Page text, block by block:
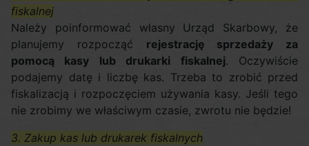
fiskalnej
Należy poinformować własny Urząd Skarbowy, że
planujemy rozpocząć rejestrację sprzedaży za
pomocą kasy lub drukarki fiskalnej. Oczywiście
podajemy datę i liczbę kas. Trzeba to zrobić przed
fiskalizacją i rozpoczęciem używania kasy. Jeśli tego
nie zrobimy we właściwym czasie, zwrotu nie będzie!
3. Zakup kas lub drukarek fiskalnych